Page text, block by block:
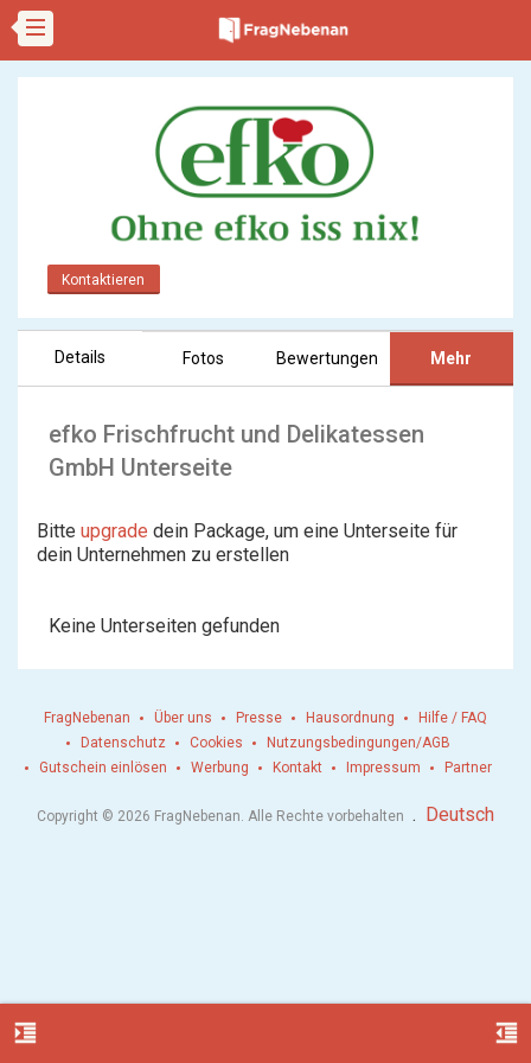
Kontaktieren
Details Fotos Bewertungen Mehr
efko Frischfrucht und Delikatessen
GmbH Unterseite
Bitte upgrade dein Package, um eine Unterseite für
dein Unternehmen zu erstellen
Keine Unterseiten gefunden
format_indent_increase format_indent_decrease
FragNebenan Über uns Presse Hausordnung
Hilfe / FAQ
Datenschutz
Cookies
Nutzungsbedingungen/AGB
Gutschein einlösen
Werbung Kontakt Impressum Partner
Copyright © 2026 FragNebenan. Alle Rechte vorbehalten . Deutsch